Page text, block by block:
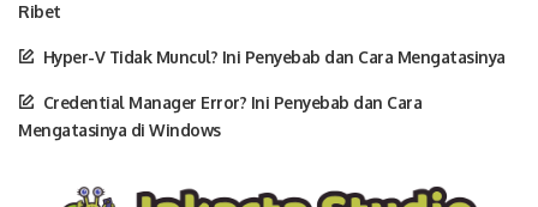
Ribet
Hyper-V Tidak Muncul? Ini Penyebab dan Cara Mengatasinya
Credential Manager Error? Ini Penyebab dan Cara
Mengatasinya di Windows